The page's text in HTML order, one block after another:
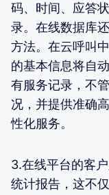
码、时间、应答
录。在线数据库
方法。在云呼叫
的基本信息将自
有服务记录，不
况，并提供准确
性化服务。
3.在线平台的客
统计报告，这不